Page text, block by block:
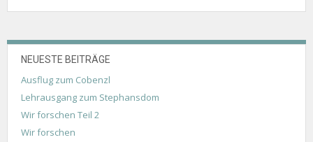
NEUESTE BEITRÄGE
Ausflug zum Cobenzl
Lehrausgang zum Stephansdom
Wir forschen Teil 2
Wir forschen